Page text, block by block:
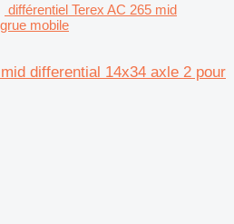
différentiel Terex AC 265 mid
mobile
differential 14x34 axle 2 pour